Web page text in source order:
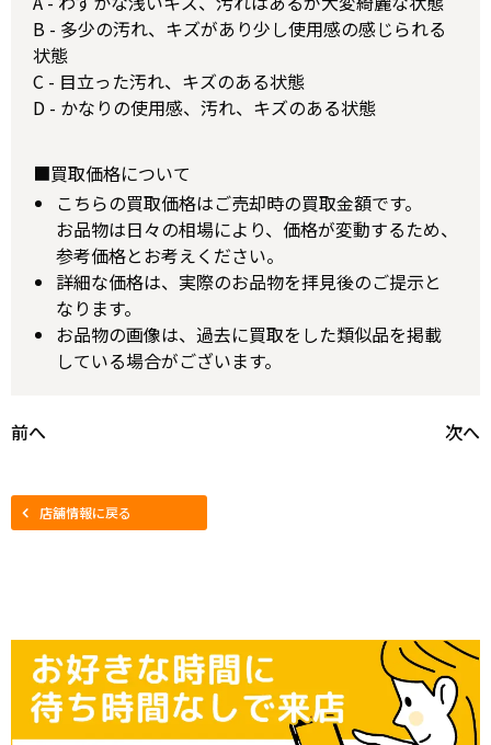
B - 多少の汚れ、キズがあり少し使用感の感じられる
状態
C - 目立った汚れ、キズのある状態
D - かなりの使用感、汚れ、キズのある状態
■買取価格について
こちらの買取価格はご売却時の買取金額です。
お品物は日々の相場により、価格が変動するため、
参考価格とお考えください。
詳細な価格は、実際のお品物を拝見後のご提示と
なります。
お品物の画像は、過去に買取をした類似品を掲載
している場合がございます。
前へ 次へ
店舗情報に戻る